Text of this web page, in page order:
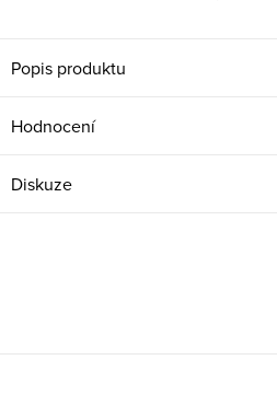
Popis produktu
Hodnocení
Diskuze